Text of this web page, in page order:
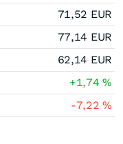
71,52 EUR
77,14 EUR
62,14 EUR
+1,74%
-7,22%